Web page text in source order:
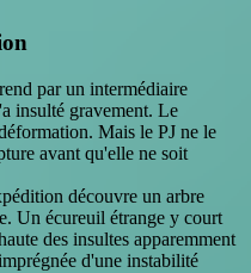
par un intermédiaire
insulté gravement. Le
Mais le PJ ne le
avant qu'elle ne soit
découvre un arbre
Un écureuil étrange y court
des insultes apparemment
d'une instabilité